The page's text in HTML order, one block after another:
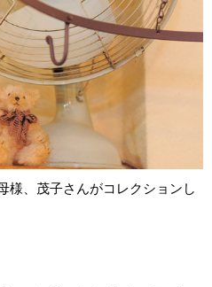
様、茂子さんがコレクションし